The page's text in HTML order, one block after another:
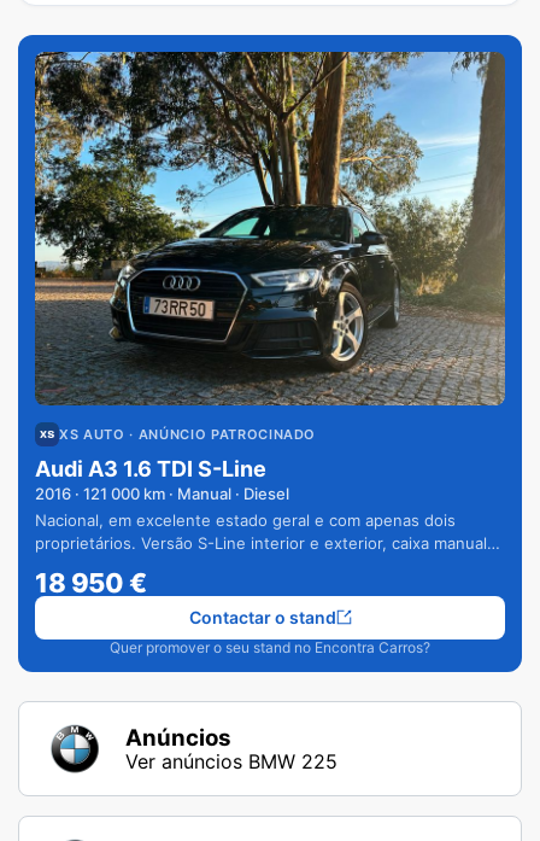
XS AUTO · ANÚNCIO PATROCINADO
Audi A3 1.6 TDI S-Line
2016 · 121 000 km · Manual · Diesel
Nacional, em excelente estado geral e com apenas dois
proprietários. Versão S-Line interior e exterior, caixa manual
18 950€
Quer promover o seu stand no Encontra Carros?
Contactar o stand
Anúncios
Ver anúncios BMW 225